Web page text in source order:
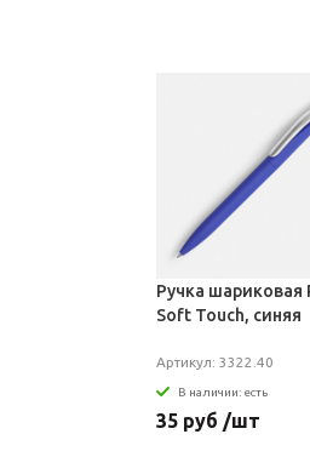
Ручка шариковая
Soft Touch, синяя
Артикул: 3322.40
В наличии: есть
35 руб /шт